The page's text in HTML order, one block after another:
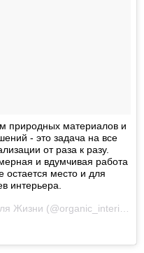
природных материалов и
- это задача на все
от раза к разу.
и вдумчивая работа
остается место и для
интерьера.
A photo posted by Пространство Для Жизни (@organic_interior) on